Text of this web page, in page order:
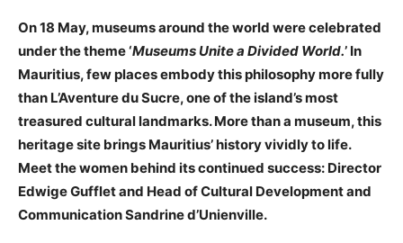
On 18 May, museums around the world were celebrated
under the theme ‘Museums Unite a Divided World.’ In
Mauritius, few places embody this philosophy more fully
than L’Aventure du Sucre, one of the island’s most
treasured cultural landmarks. More than a museum, this
heritage site brings Mauritius’ history vividly to life.
Meet the women behind its continued success: Director
Edwige Gufflet and Head of Cultural Development and
Communication Sandrine d’Unienville.